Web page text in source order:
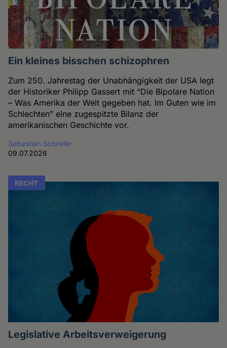
Ein kleines bisschen schizophren
Zum 250. Jahrestag der Unabhängigkeit der USA legt
der Historiker Philipp Gassert mit “Die Bipolare Nation
– Was Amerika der Welt gegeben hat. Im Guten wie im
Schlechten” eine zugespitzte Bilanz der
amerikanischen Geschichte vor.
Sebastian Schnelle
09.07.2026
RECHT
Legislative Arbeitsverweigerung